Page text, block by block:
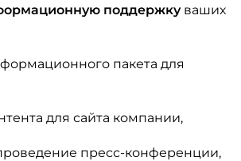
поддержкуваших
пакета для
для сайта компании,
пресс-конференции,